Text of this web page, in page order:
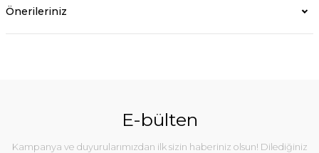
Önerileriniz
E-bülten
Kampanya ve duyurularımızdan ilk sizin haberiniz olsun! Dilediğiniz